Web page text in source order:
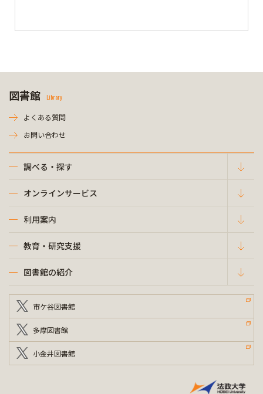
図書館 Library
よくある質問
お問い合わせ
調べる・探す
オンラインサービス
利用案内
教育・研究支援
図書館の紹介
市ケ谷図書館
多摩図書館
小金井図書館